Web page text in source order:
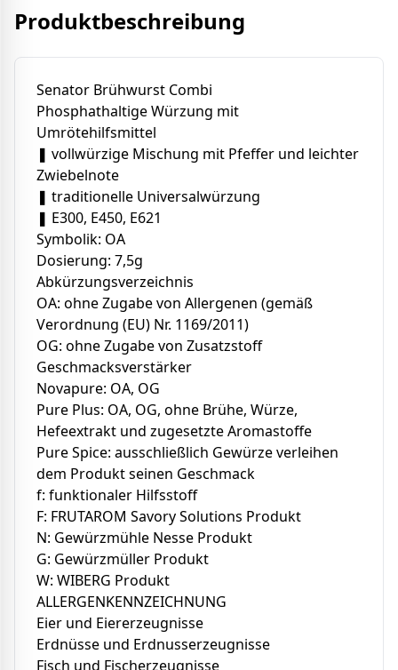
Produktbeschreibung
Senator Brühwurst Combi
Phosphathaltige Würzung mit
Umrötehilfsmittel
❚ vollwürzige Mischung mit Pfeffer und leichter
Zwiebelnote
❚ traditionelle Universalwürzung
❚ E300, E450, E621
Symbolik: OA
Dosierung: 7,5g
Abkürzungsverzeichnis
OA: ohne Zugabe von Allergenen (gemäß
Verordnung (EU) Nr. 1169/2011)
OG: ohne Zugabe von Zusatzstoff
Geschmacksverstärker
Novapure: OA, OG
Pure Plus: OA, OG, ohne Brühe, Würze,
Hefeextrakt und zugesetzte Aromastoffe
Pure Spice: ausschließlich Gewürze verleihen
dem Produkt seinen Geschmack
f: funktionaler Hilfsstoff
F: FRUTAROM Savory Solutions Produkt
N: Gewürzmühle Nesse Produkt
G: Gewürzmüller Produkt
W: WIBERG Produkt
ALLERGENKENNZEICHNUNG
Eier und Eiererzeugnisse
Erdnüsse und Erdnusserzeugnisse
Fisch und Fischerzeugnisse